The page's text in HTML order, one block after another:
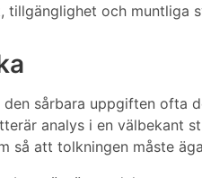
tillgänglighet och muntliga
den sårbara uppgiften ofta
analys i en välbekant
så att tolkningen måste